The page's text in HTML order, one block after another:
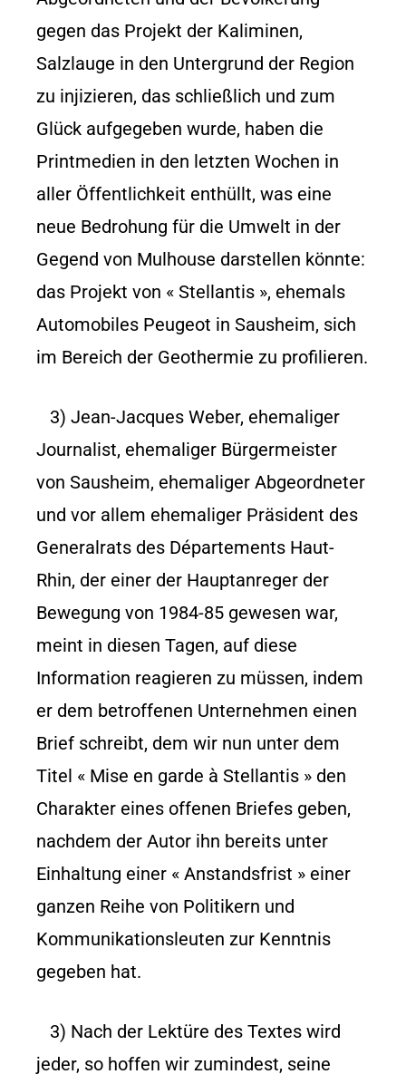
gegen das Projekt der Kaliminen,
Salzlauge in den Untergrund der Region
zu injizieren, das schließlich und zum
Glück aufgegeben wurde, haben die
Printmedien in den letzten Wochen in
aller Öffentlichkeit enthüllt, was eine
neue Bedrohung für die Umwelt in der
Gegend von Mulhouse darstellen könnte:
das Projekt von « Stellantis », ehemals
Automobiles Peugeot in Sausheim, sich
im Bereich der Geothermie zu profilieren.
3) Jean-Jacques Weber, ehemaliger
Journalist, ehemaliger Bürgermeister
von Sausheim, ehemaliger Abgeordneter
und vor allem ehemaliger Präsident des
Generalrats des Départements Haut-
Rhin, der einer der Hauptanreger der
Bewegung von 1984-85 gewesen war,
meint in diesen Tagen, auf diese
Information reagieren zu müssen, indem
er dem betroffenen Unternehmen einen
Brief schreibt, dem wir nun unter dem
Titel « Mise en garde à Stellantis » den
Charakter eines offenen Briefes geben,
nachdem der Autor ihn bereits unter
Einhaltung einer « Anstandsfrist » einer
ganzen Reihe von Politikern und
Kommunikationsleuten zur Kenntnis
gegeben hat.
3) Nach der Lektüre des Textes wird
jeder, so hoffen wir zumindest, seine